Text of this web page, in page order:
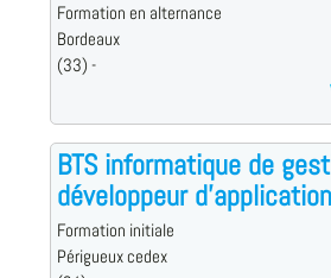
Formation en alternance
Bordeaux
(33) -
BTS informatique de
développeur
Formation initiale
Périgueux cedex